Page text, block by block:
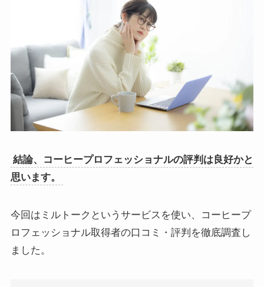
結論、コーヒープロフェッショナルの評判は良好かと
思います。
今回はミルトークというサービスを使い、コーヒープ
ロフェッショナル取得者の口コミ・評判を徹底調査し
ました。